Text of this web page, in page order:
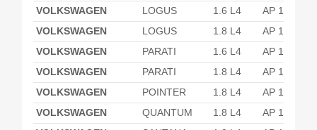
VOLKSWAGEN
LOGUS 1.6 L4
AP 1600
VOLKSWAGEN
LOGUS 1.8 L4
AP 1800
VOLKSWAGEN
PARATI 1.6 L4
AP 1600
VOLKSWAGEN
PARATI 1.8 L4
AP 1800
VOLKSWAGEN
POINTER 1.8 L4
AP 1800
VOLKSWAGEN
QUANTUM 1.8 L4
AP 1800